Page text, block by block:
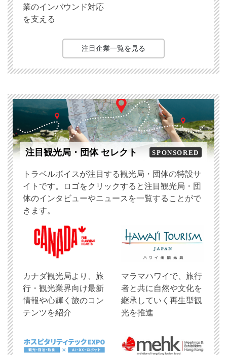
業のインバウンド対応
を支える
注目企業一覧を見る
注目観光局・団体 セレクト SPONSORED
トラベルボイスが注目する観光局・団体の特設サ
イトです。ロゴをクリックすると注目観光局・団
体のインタビューやニュースを一覧することがで
きます。
​カナダ観光局より、旅
行・観光業界向け最新
情報や心輝く旅のコン
テンツを紹介
マラマハワイで、旅行
者と共に自然や文化を
継承していく再生型観
光を推進